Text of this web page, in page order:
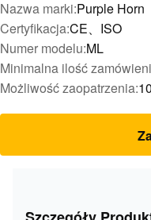
Nazwa marki:Purple Horn
Certyfikacja:CE、ISO
Numer modelu:ML
Minimalna ilość
Możliwość zaopatrzenia: